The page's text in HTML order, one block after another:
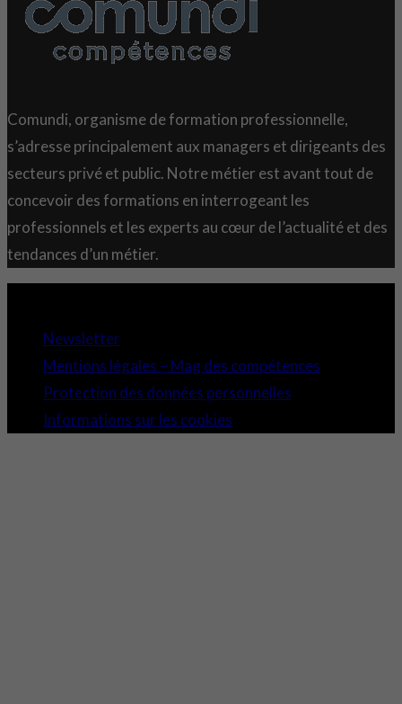
Comundi, organisme de formation professionnelle,
s’adresse principalement aux managers et dirigeants des
secteurs privé et public. Notre métier est avant tout de
concevoir des formations en interrogeant les
professionnels et les experts au cœur de l’actualité et des
tendances d’un métier.
Newsletter
Mentions légales – Mag des compétences
Protection des données personnelles
Informations sur les cookies